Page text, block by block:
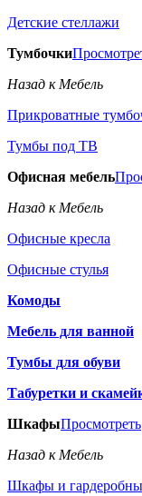
Детские стеллажи
Тумбочки
Назад к Мебель
Прикроватные
Тумбы под ТВ
Офисная мебель
Назад к Мебель
Офисные кресла
Офисные стулья
Комоды
Мебель для ванной
Тумбы для обуви
Табуретки и
ШкафыПросмотреть
Назад к Мебель
Шкафы и